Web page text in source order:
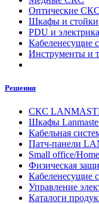
Оптические СКС
Шкафы и стойки
PDU и электрика
Кабеленесущие
Инструменты и
Решения
СКС
Шкафы
Кабельная
Патч-панели
Small office/
Физическая
Кабеленесущие
Управление
Каталоги